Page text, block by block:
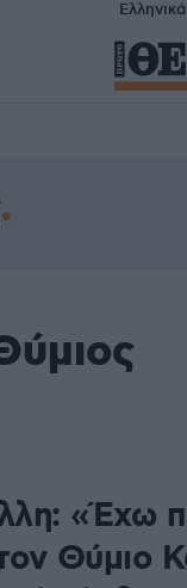
Ελληνικά
«Έχω
Θύμιο